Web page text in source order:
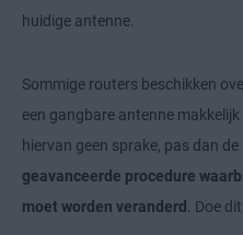
huidige antenne.
Sommige routers beschikken
een gangbare antenne
hiervan geen sprake, pas dan
geavanceerde procedure
moet worden veranderd . Doe